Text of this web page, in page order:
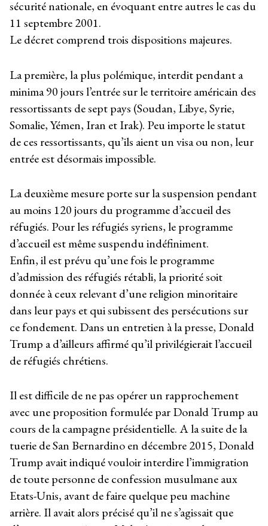
sécurité nationale, en évoquant entre autres le cas du
11 septembre 2001.
Le décret comprend trois dispositions majeures.
La première, la plus polémique, interdit pendant a
minima 90 jours l’entrée sur le territoire américain des
ressortissants de sept pays (Soudan, Libye, Syrie,
Somalie, Yémen, Iran et Irak). Peu importe le statut
de ces ressortissants, qu’ils aient un visa ou non, leur
entrée est désormais impossible.
La deuxième mesure porte sur la suspension pendant
au moins 120 jours du programme d’accueil des
réfugiés. Pour les réfugiés syriens, le programme
d’accueil est même suspendu indéfiniment.
Enfin, il est prévu qu’une fois le programme
d’admission des réfugiés rétabli, la priorité soit
donnée à ceux relevant d’une religion minoritaire
dans leur pays et qui subissent des persécutions sur
ce fondement. Dans un entretien à la presse, Donald
Trump a d’ailleurs affirmé qu’il privilégierait l’accueil
de réfugiés chrétiens.
Il est difficile de ne pas opérer un rapprochement
avec une proposition formulée par Donald Trump au
cours de la campagne présidentielle. A la suite de la
tuerie de San Bernardino en décembre 2015, Donald
Trump avait indiqué vouloir interdire l’immigration
de toute personne de confession musulmane aux
Etats-Unis, avant de faire quelque peu machine
arrière. Il avait alors précisé qu’il ne s’agissait que